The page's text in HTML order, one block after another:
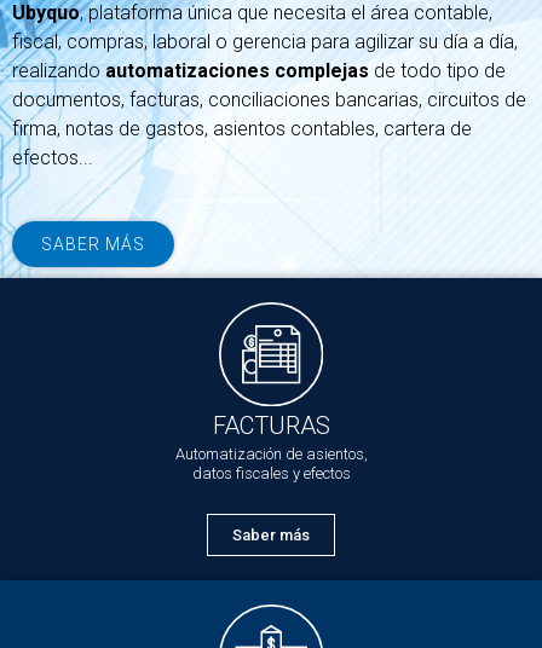
Ubyquo, plataforma única que necesita el área contable,
fiscal, compras, laboral o gerencia para agilizar su día a día,
realizandoautomatizaciones complejas de todo tipo de
documentos, facturas, conciliaciones bancarias, circuitos de
firma, notas de gastos, asientos contables, cartera de
efectos...
SABER MÁS
MÓDULOS
FACTURAS
Automatización de asientos,
datos fiscales y efectos
Saber más